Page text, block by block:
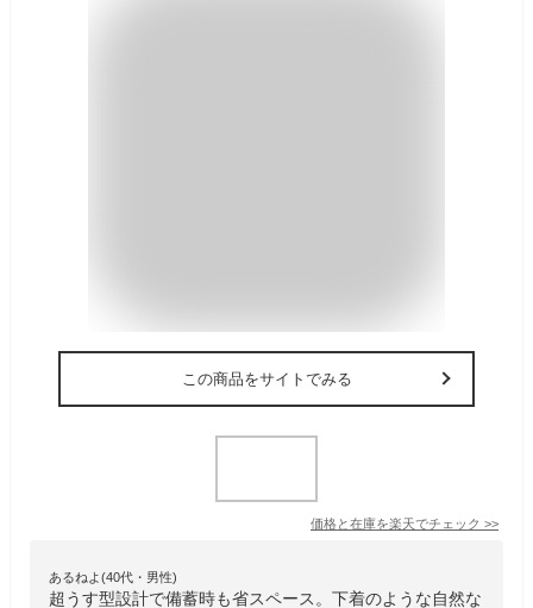
この商品をサイトでみる
価格と在庫を楽天でチェック >>
あるねよ(40代・男性)
超うす型設計で備蓄時も省スペース。下着のような自然な